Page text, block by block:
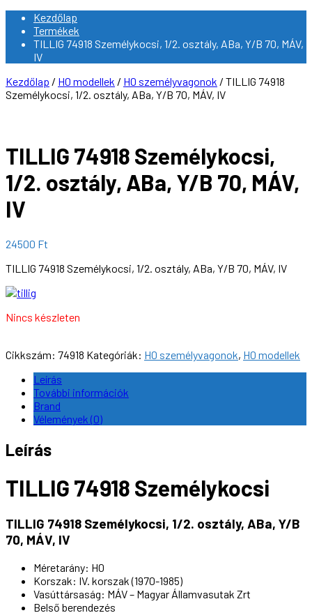
Kezdőlap
Termékek
TILLIG 74918 Személykocsi, 1/2. osztály, ABa, Y/B 70, MÁV,
IV
Kezdőlap / H0 modellek / H0 személyvagonok / TILLIG 74918
Személykocsi, 1/2. osztály, ABa, Y/B 70, MÁV, IV
TILLIG 74918 Személykocsi,
1/2. osztály, ABa, Y/B 70, MÁV,
IV
24500 Ft
TILLIG 74918 Személykocsi, 1/2. osztály, ABa, Y/B 70, MÁV, IV
Nincs készleten
Cikkszám: 74918 Kategóriák: H0 személyvagonok, H0 modellek
Leírás
További információk
Brand
Vélemények (0)
Leírás
TILLIG 74918 Személykocsi
TILLIG 74918 Személykocsi, 1/2. osztály, ABa, Y/B
70, MÁV, IV
Méretarány: H0
Korszak: IV. korszak (1970-1985)
Vasúttársaság: MÁV – Magyar Államvasutak Zrt
Belső berendezés